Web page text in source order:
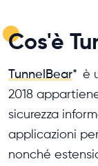
Cos'è
TunnelBear* è
2018
sicurezza
applicazioni
nonché